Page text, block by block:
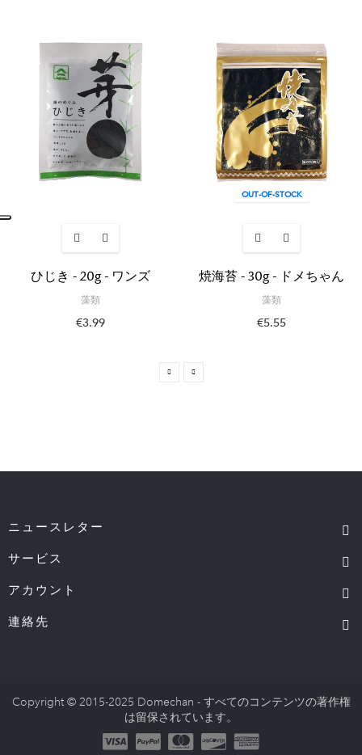
ひじき - 20g - ワンズ
藻類
€3.99
OUT-OF-STOCK
焼海苔 - 30g - ドメちゃん
藻類
€5.55
ニュースレター
サービス
アカウント
連絡先
Copyright © 2015-2025 Domechan - すべてのコンテンツの著作権
は留保されています。